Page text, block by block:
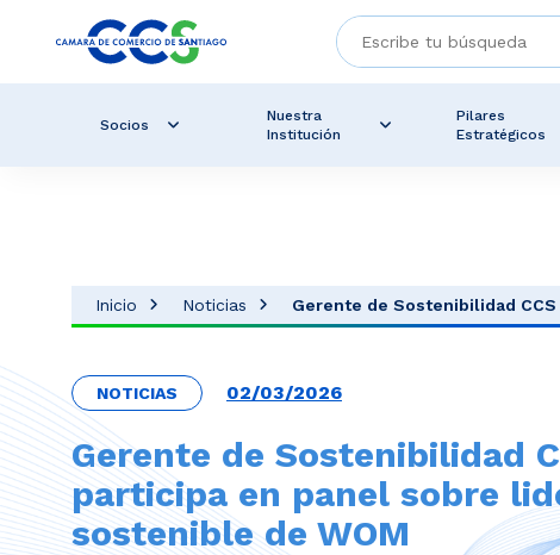
Socios
Nuestra
Institución
Pilares
Estratégicos
Inicio Noticias Gerente de Sostenibilidad
NOTICIAS 02/03/2026
Gerente de Sostenibilidad
participa en panel sobre
sostenible de WOM